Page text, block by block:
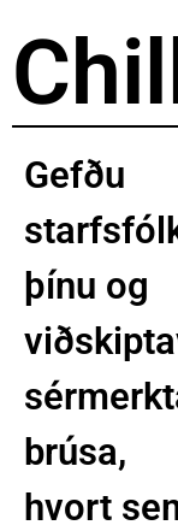
Gefðu
þínu og
brúsa,
hvort